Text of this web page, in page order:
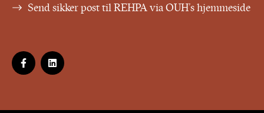
Send sikker post til REHPA via OUH’s hjemmeside